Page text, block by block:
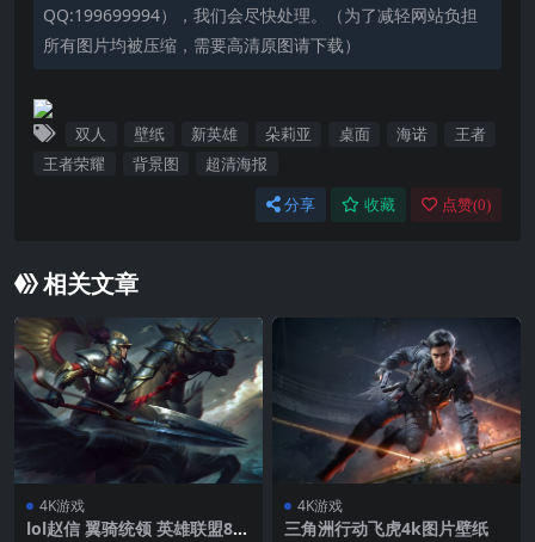
QQ:199699994），我们会尽快处理。（为了减轻网站负担
所有图片均被压缩，需要高清原图请下载）
双人 壁纸 新英雄 朵莉亚 桌面 海诺
王者
王者荣耀
背景图 超清海报
分享 收藏 点赞(0)
相关文章
4K游戏
lol赵信 翼骑统领 英雄联盟8k
4K游戏
三角洲行动飞虎4k图片壁纸